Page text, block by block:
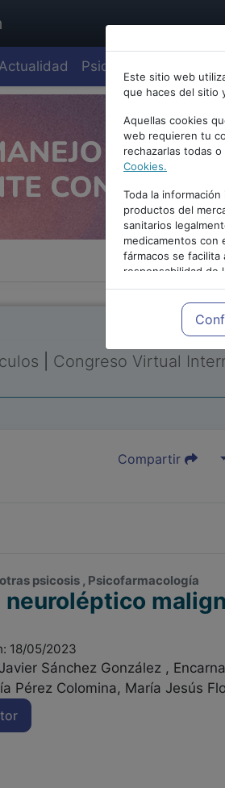
Psiquiatría
Este sitio web
que haces del sitio
Aquellas cookies
web requieren tu
rechazarlas todas
Cookies.
Toda la
productos del
sanitarios
medicamentos con
fármacos se
responsabilidad de
medicamentos y
adecuado a las
Congreso Virtual
Compartir
psicosis , Psicofarmacología
neuroléptico
18/05/2023
Javier Sánchez González ,
Pérez Colomina, María Jesús